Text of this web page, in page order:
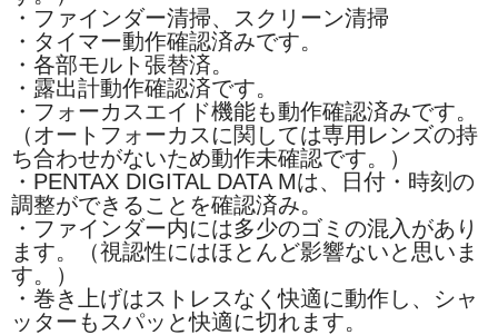
・ファインダー清掃、スクリーン清掃
・タイマー動作確認済みです。
・各部モルト張替済。
・露出計動作確認済です。
・フォーカスエイド機能も動作確認済みです。
（オートフォーカスに関しては専用レンズの持
ち合わせがないため動作未確認です。）
・PENTAX DIGITAL DATA Mは、日付・時刻の
調整ができることを確認済み。
・ファインダー内には多少のゴミの混入があり
ます。（視認性にはほとんど影響ないと思いま
す。）
・巻き上げはストレスなく快適に動作し、シャ
ッターもスパッと快適に切れます。